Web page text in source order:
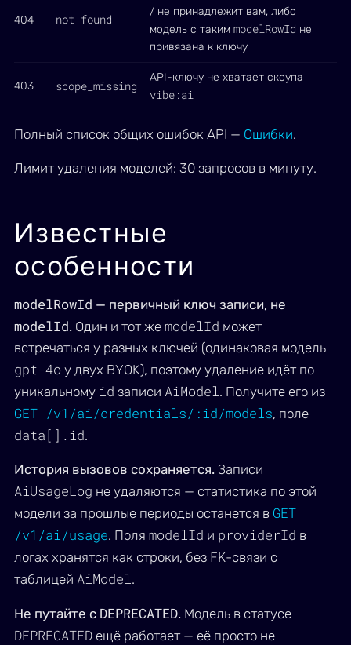
404 not_found
/ не принадлежит вам, либо
модель с таким modelRowId не
привязана к ключу
403 scope_missing
API-ключу не хватает скоупа
vibe:ai
Полный список общих ошибок API — Ошибки.
Лимит удаления моделей: 30 запросов в минуту.
Известные
особенности
modelRowId — первичный ключ записи, не
modelId. Один и тот же modelId может
встречаться у разных ключей (одинаковая модель
gpt-4o у двух BYOK), поэтому удаление идёт по
уникальному id записи AiModel. Получите его из
GET /v1/ai/credentials/:id/models, поле
data[].id.
История вызовов сохраняется. Записи
AiUsageLog не удаляются — статистика по этой
модели за прошлые периоды останется в GET
/v1/ai/usage. Поля modelId и providerId в
логах хранятся как строки, без FK-связи с
таблицей AiModel.
Не путайте с DEPRECATED. Модель в статусе
DEPRECATED ещё работает — её просто не